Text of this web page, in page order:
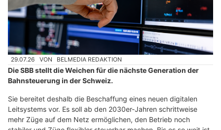
29.07.26 VON BELMEDIA REDAKTION
Die SBB stellt die Weichen für die nächste Generation der
Bahnsteuerung in der Schweiz.
Sie bereitet deshalb die Beschaffung eines neuen digitalen
Leitsystems vor. Es soll ab den 2030er-Jahren schrittweise
mehr Züge auf dem Netz ermöglichen, den Betrieb noch